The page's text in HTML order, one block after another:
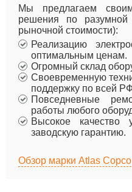
Мы предлагаем
решения по разумной
рыночной стоимости):
Реализацию
оптимальным ценам.
Огромный склад
Своевременную
поддержку по всей
Повседневные
работы любого
Высокое качество
заводскую гарантию.
Обзор марки Atlas Copco